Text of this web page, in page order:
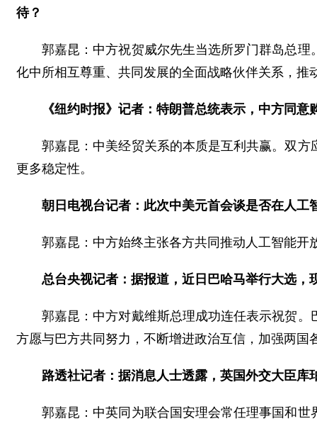
待？
郭嘉昆：中方祝贺威尔先生当选所罗门群岛总
化中所相互尊重、共同发展的全面战略伙伴关系，
《纽约时报》记者：特朗普总统表示，中方同
郭嘉昆：中美经贸关系的本质是互利共赢。双
更多稳定性。
朝日电视台记者：此次中美元首会谈是否在人
郭嘉昆：中方始终主张各方共同推动人工智能开
总台央视记者：据报道，近日巴哈马举行大选
郭嘉昆：中方对戴维斯总理成功连任表示祝贺
方愿与巴方共同努力，不断增进政治互信，加强两
路透社记者：据消息人士透露，英国外交大臣
郭嘉昆：中英同为联合国安理会常任理事国和